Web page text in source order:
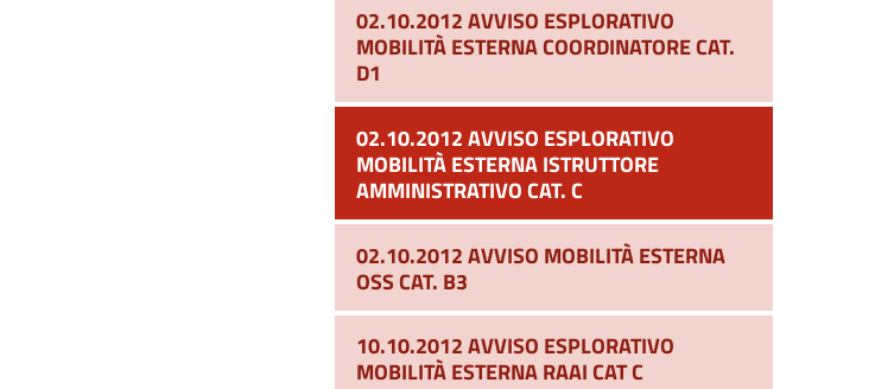
02.10.2012 AVVISO ESPLORATIVO
MOBILITÀ ESTERNA COORDINATORE CAT.
D1
02.10.2012 AVVISO ESPLORATIVO
MOBILITÀ ESTERNA ISTRUTTORE
AMMINISTRATIVO CAT. C
02.10.2012 AVVISO MOBILITÀ ESTERNA
OSS CAT. B3
10.10.2012 AVVISO ESPLORATIVO
MOBILITÀ ESTERNA RAAI CAT C